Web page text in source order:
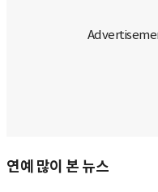
연예 많이 본 뉴스